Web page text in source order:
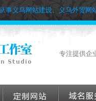
事义乌网站建设、义乌外贸
专注提供企